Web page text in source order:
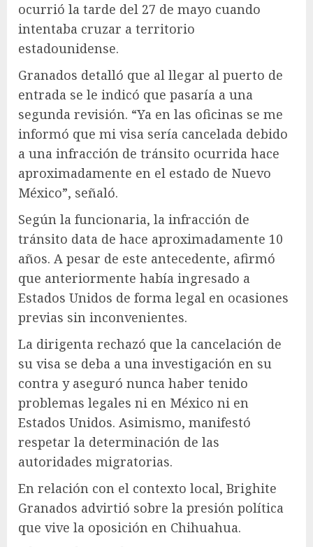
ocurrió la tarde del 27 de mayo cuando
intentaba cruzar a territorio
estadounidense.
Granados detalló que al llegar al puerto de
entrada se le indicó que pasaría a una
segunda revisión. “Ya en las oficinas se me
informó que mi visa sería cancelada debido
a una infracción de tránsito ocurrida hace
aproximadamente en el estado de Nuevo
México”, señaló.
Según la funcionaria, la infracción de
tránsito data de hace aproximadamente 10
años. A pesar de este antecedente, afirmó
que anteriormente había ingresado a
Estados Unidos de forma legal en ocasiones
previas sin inconvenientes.
La dirigenta rechazó que la cancelación de
su visa se deba a una investigación en su
contra y aseguró nunca haber tenido
problemas legales ni en México ni en
Estados Unidos. Asimismo, manifestó
respetar la determinación de las
autoridades migratorias.
En relación con el contexto local, Brighite
Granados advirtió sobre la presión política
que vive la oposición en Chihuahua.